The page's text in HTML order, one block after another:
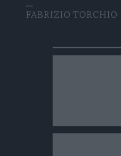
FABRIZIO TORCHIO